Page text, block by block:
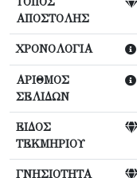
ΑΠΟΣΤΟΛΗΣ
ΧΡΟΝΟΛΟΓΙΑ
ΑΡΙΘΜΟΣ
ΣΕΛΙΔΩΝ
ΕΙΔΟΣ
ΤΕΚΜΗΡΙΟΥ
ΓΝΗΣΙΟΤΗΤΑ